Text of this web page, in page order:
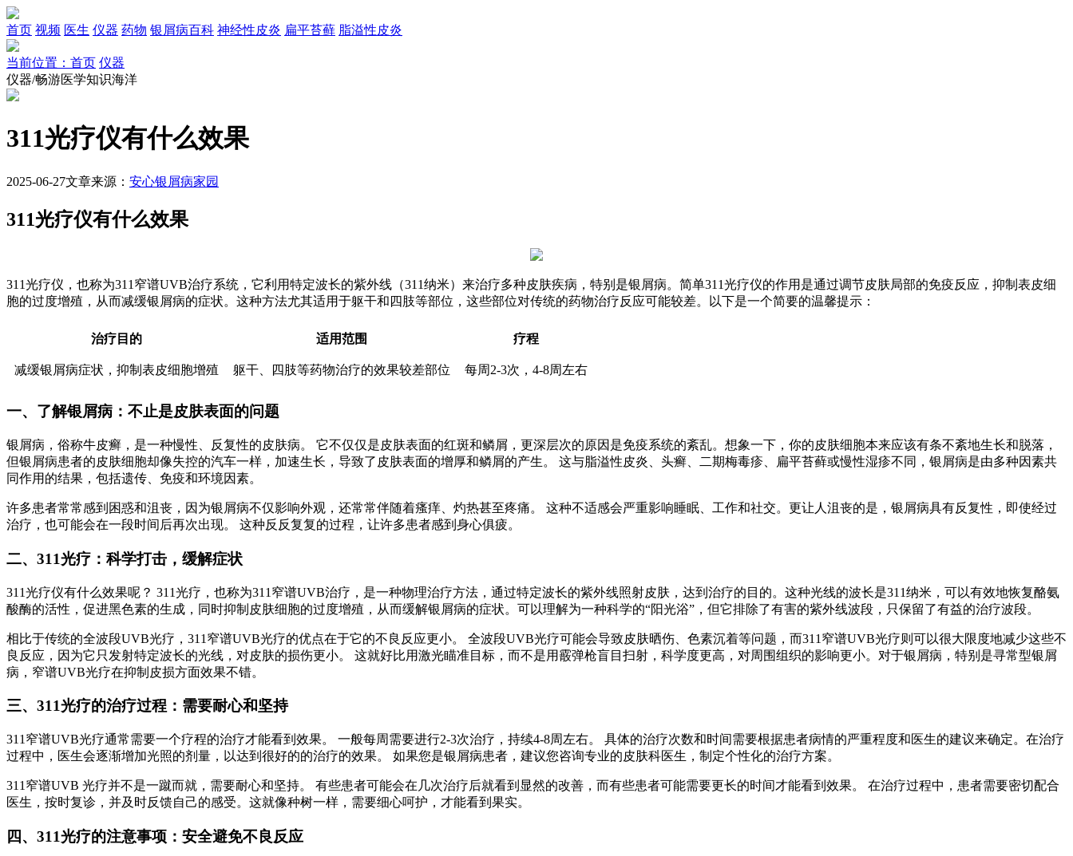
首页 视频 医生 仪器 药物 银屑病百科 神经性皮炎 扁平苔藓 脂溢性皮炎
当前位置：首页 仪器
仪器/畅游医学知识海洋
311光疗仪有什么效果
2025-06-27文章来源： 安心银屑病家园
311光疗仪有什么效果
311光疗仪，也称为311窄谱UVB治疗系统，它利用特定波长的紫外线（311纳米）来治疗多种皮肤疾病，特别是银屑病。简单311光疗仪的作用是通过调节皮肤局部的免疫反应，抑制表皮细
胞的过度增殖，从而减缓银屑病的症状。这种方法尤其适用于躯干和四肢等部位，这些部位对传统的药物治疗反应可能较差。以下是一个简要的温馨提示：
治疗目的 适用范围 疗程
减缓银屑病症状，抑制表皮细胞增殖 躯干、四肢等药物治疗的效果较差部位 每周2-3次，4-8周左右
一、了解银屑病：不止是皮肤表面的问题
银屑病，俗称牛皮癣，是一种慢性、反复性的皮肤病。 它不仅仅是皮肤表面的红斑和鳞屑，更深层次的原因是免疫系统的紊乱。想象一下，你的皮肤细胞本来应该有条不紊地生长和脱落，
但银屑病患者的皮肤细胞却像失控的汽车一样，加速生长，导致了皮肤表面的增厚和鳞屑的产生。 这与脂溢性皮炎、头癣、二期梅毒疹、扁平苔藓或慢性湿疹不同，银屑病是由多种因素共
同作用的结果，包括遗传、免疫和环境因素。
许多患者常常感到困惑和沮丧，因为银屑病不仅影响外观，还常常伴随着瘙痒、灼热甚至疼痛。 这种不适感会严重影响睡眠、工作和社交。更让人沮丧的是，银屑病具有反复性，即使经过
治疗，也可能会在一段时间后再次出现。 这种反反复复的过程，让许多患者感到身心俱疲。
二、311光疗：科学打击，缓解症状
311光疗仪有什么效果呢？ 311光疗，也称为311窄谱UVB治疗，是一种物理治疗方法，通过特定波长的紫外线照射皮肤，达到治疗的目的。这种光线的波长是311纳米，可以有效地恢复酪氨
酸酶的活性，促进黑色素的生成，同时抑制皮肤细胞的过度增殖，从而缓解银屑病的症状。可以理解为一种科学的“阳光浴”，但它排除了有害的紫外线波段，只保留了有益的治疗波段。
相比于传统的全波段UVB光疗，311窄谱UVB光疗的优点在于它的不良反应更小。 全波段UVB光疗可能会导致皮肤晒伤、色素沉着等问题，而311窄谱UVB光疗则可以很大限度地减少这些不
良反应，因为它只发射特定波长的光线，对皮肤的损伤更小。 这就好比用激光瞄准目标，而不是用霰弹枪盲目扫射，科学度更高，对周围组织的影响更小。对于银屑病，特别是寻常型银屑
病，窄谱UVB光疗在抑制皮损方面效果不错。
三、311光疗的治疗过程：需要耐心和坚持
311窄谱UVB光疗通常需要一个疗程的治疗才能看到效果。 一般每周需要进行2-3次治疗，持续4-8周左右。 具体的治疗次数和时间需要根据患者病情的严重程度和医生的建议来确定。在治疗
过程中，医生会逐渐增加光照的剂量，以达到很好的的治疗的效果。 如果您是银屑病患者，建议您咨询专业的皮肤科医生，制定个性化的治疗方案。
311窄谱UVB 光疗并不是一蹴而就，需要耐心和坚持。 有些患者可能会在几次治疗后就看到显然的改善，而有些患者可能需要更长的时间才能看到效果。 在治疗过程中，患者需要密切配合
医生，按时复诊，并及时反馈自己的感受。这就像种树一样，需要细心呵护，才能看到果实。
四、311光疗的注意事项：安全避免不良反应